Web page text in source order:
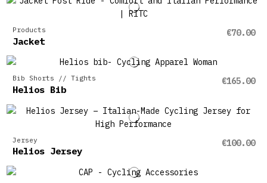
Products
Jacket
€70.00
Bib Shorts // Tights
Helios Bib
€165.00
Jersey
Helios Jersey
€100.00